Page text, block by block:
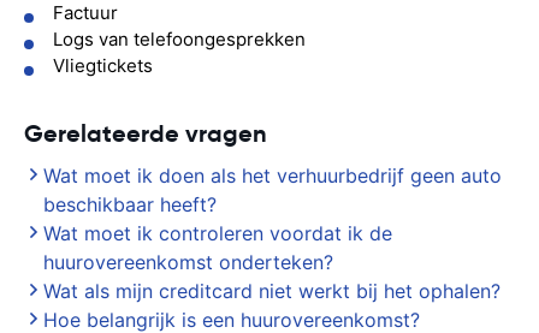
Factuur
Logs van telefoongesprekken
Vliegtickets
Gerelateerde vragen
Wat moet ik doen als het verhuurbedrijf geen auto
beschikbaar heeft?
Wat moet ik controleren voordat ik de
huurovereenkomst onderteken?
Wat als mijn creditcard niet werkt bij het ophalen?
Hoe belangrijk is een huurovereenkomst?